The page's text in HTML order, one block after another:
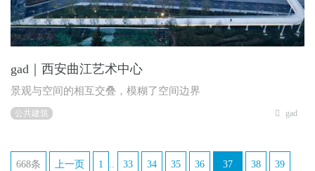
gad｜西安曲江艺术中心
景观与空间的相互交叠，模糊了空间边界
公共建筑 gad
668条 上一页 1 .. 33 34 35 36 37 38 39